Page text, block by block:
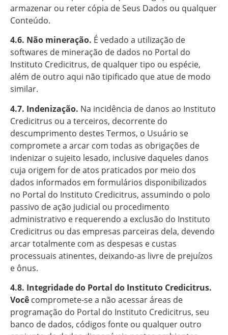
armazenar ou reter cópia de Seus Dados ou qualquer
Conteúdo.
4.6. Não mineração. É vedado a utilização de
softwares de mineração de dados no Portal do
Instituto Credicitrus, de qualquer tipo ou espécie,
além de outro aqui não tipificado que atue de modo
similar.
4.7. Indenização. Na incidência de danos ao Instituto
Credicitrus ou a terceiros, decorrente do
descumprimento destes Termos, o Usuário se
compromete a arcar com todas as obrigações de
indenizar o sujeito lesado, inclusive daqueles danos
cuja origem for de atos praticados por meio dos
dados informados em formulários disponibilizados
no Portal do Instituto Credicitrus, assumindo o polo
passivo de ação judicial ou procedimento
administrativo e requerendo a exclusão do Instituto
Credicitrus ou das empresas parceiras dela, devendo
arcar totalmente com as despesas e custas
processuais atinentes, deixando-as livre de prejuízos
e ônus.
4.8. Integridade do Portal do Instituto Credicitrus.
Você compromete-se a não acessar áreas de
programação do Portal do Instituto Credicitrus, seu
banco de dados, códigos fonte ou qualquer outro